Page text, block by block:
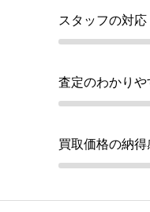
スタッフの対応
査定のわかりや
買取価格の納得